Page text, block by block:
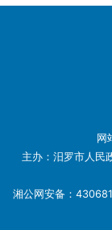
网
主办：汨罗市人
湘公网安备：